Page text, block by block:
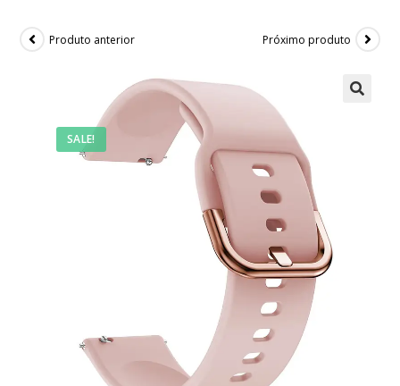
SALE!
Produto anterior Próximo produto